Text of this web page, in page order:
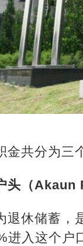
金共分为三
头（Akaun
退休储蓄，
进入这个户